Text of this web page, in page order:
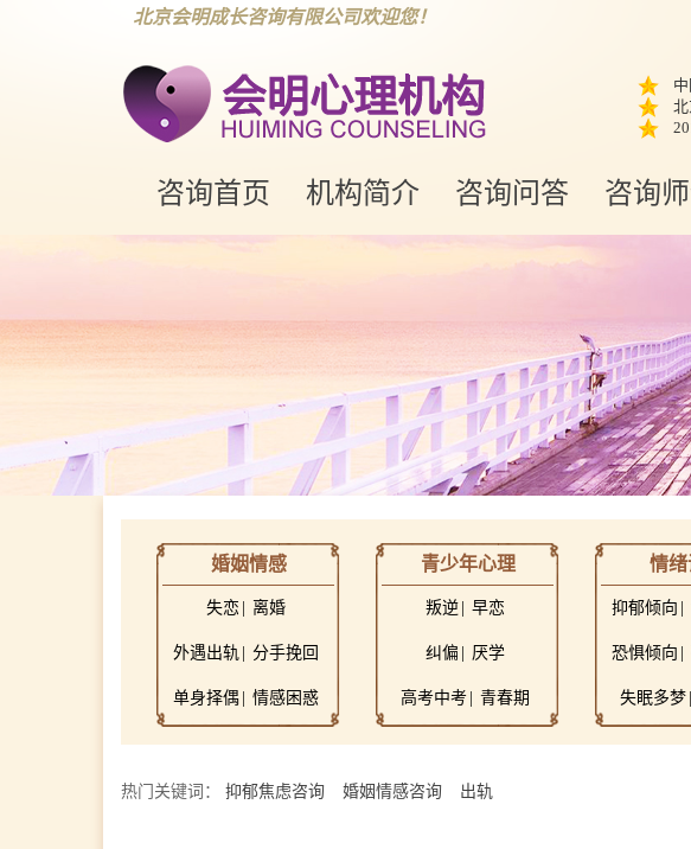
北京会明成长咨询有限公司欢迎您！
咨询首页 机构简介 咨询问答 咨询
婚姻情感
失恋 离婚
外遇出轨 分手挽回
单身择偶 情感困惑
青少年心理
叛逆 早恋
纠偏 厌学
高考中考 青春期
情绪
抑郁倾向
恐惧倾向
失眠多梦
热门关键词： 抑郁焦虑咨询 婚姻情感咨询 出轨
张艳萍首席咨询师
擅长：儿童青少年、亲子沟
通与亲职教育、恋爱婚姻与
亲密关系
在线预约
孙月芬
擅长:全面，婚恋、情绪、